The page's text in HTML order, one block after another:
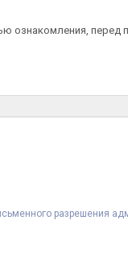
ознакомления, перед
разрешения